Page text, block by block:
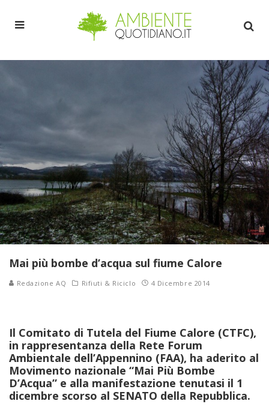
Mai più bombe d’acqua sul fiume Calore
Redazione AQ Rifiuti & Riciclo 4 Dicembre 2014
Il Comitato di Tutela del Fiume Calore (CTFC),
in rappresentanza della Rete Forum
Ambientale dell’Appennino (FAA), ha aderito al
Movimento nazionale “Mai Più Bombe
D’Acqua” e alla manifestazione tenutasi il 1
dicembre scorso al SENATO della Repubblica.